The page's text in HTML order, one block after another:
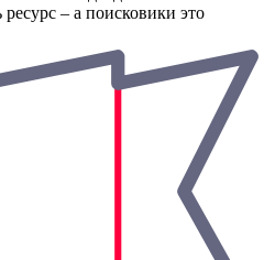
– а поисковики это